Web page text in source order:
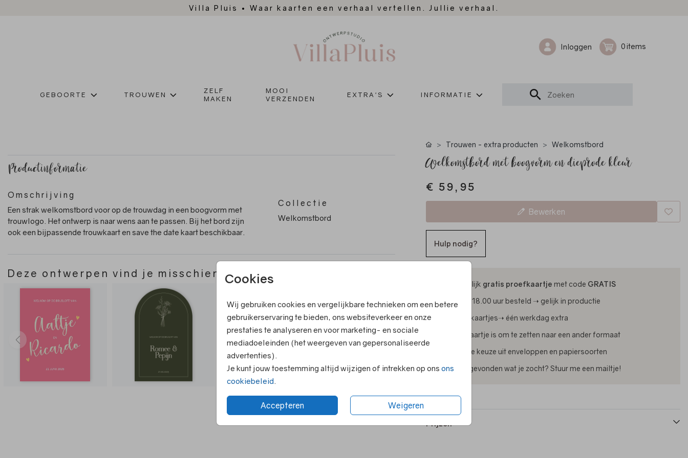
Villa Pluis • Waar kaarten een verhaal vertellen. Jullie verhaal.
Inloggen 0
GEBOORTE TROUWEN
ZELF
MAKEN
MOOI
VERZENDEN
EXTRA'S INFORMATIE
Cookies
Wij gebruiken cookies en vergelijkbare technieken om een betere
gebruikerservaring te bieden, ons websiteverkeer en onze
prestaties te analyseren en voor marketing- en sociale
mediadoeleinden (het weergeven van gepersonaliseerde
advertenties).
Je kunt jouw toestemming altijd wijzigen of intrekken op ons ons
cookiebeleid
Accepteren Weigeren
Productinformatie
Omschrijving
Een strak welkomstbord voor op de trouwdag in een boogvorm met
trouwlogo. Het ontwerp is naar wens aan te passen. Bij het bord zijn
ook een bijpassende trouwkaart en save the date kaart beschikbaar.
Collectie
Welkomstbord
Deze ontwerpen vind je misschien ook leuk
Trouwen - extra producten Welkomstbord
Welkomstbord met boogvorm en dieprode kleur
€ 59,95
Bewerken
Hulp nodig?
Tijdelijk gratis proefkaartje met code GRATIS
Voor 18.00 uur besteld ➝ gelijk in productie
Foliekaartjes➝ één werkdag extra
Elk kaartje is om te zetten naar een ander formaat
Ruime keuze uit enveloppen en papiersoorten
Niet gevonden wat je zocht? Stuur me een mailtje!
Prijzen